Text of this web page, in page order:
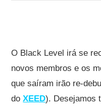
O Black Level irá se
novos membros e os
que saíram irão re-
doXEED). Desejamos